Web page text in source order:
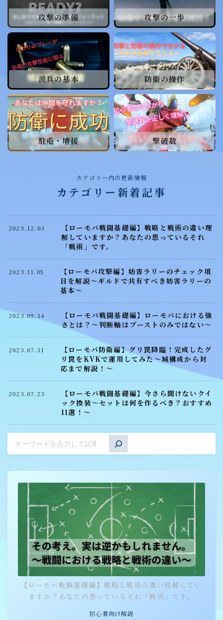
ルール
コミュニケーション
募集戦略
外交戦略編
イベント攻略
ドラゴンアリーナ
KVK
公式イベント
愛用ツール
ギルド紹介掲示板
魔獣討伐会紹介掲示板
プライバシーポリシー
Webマーケティング探偵事務所
攻撃の準備 攻撃の一歩
派兵の基本 防衛の操作
駐屯・増援 撃破数
カテゴリー内の更新情報
カテゴリー新着記事
【ローモバ戦闘基礎編】戦略と戦術の違い理
解していますか？あなたの思っているそれ
「戦術」です。
2023.12.03
【ローモバ攻撃編】妨害ラリーのチェック項
目を解説～ギルドで共有すべき妨害ラリーの
基本～
2023.11.05
【ローモバ戦闘基礎編】ローモバにおける強
さとは？～判断軸はブーストのみではない～
2023.09.14
【ローモバ防衛編】グリ罠降臨！完成したグ
リ罠をKVKで運用してみた～城構成から対
応まで解説！～
2023.07.31
【ローモバ戦闘基礎編】今さら聞けないクイ
ック換装～セットは何を作るべき？おすすめ
11選！～
2023.07.23
【ローモバ戦闘基礎編】戦略と戦術の違い理解してい
ますか？あなたの思っているそれ「戦術」です。
初心者向け解説